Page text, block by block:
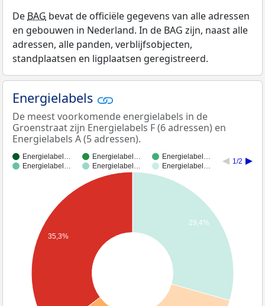
De BAG bevat de officiële gegevens van alle adressen
en gebouwen in Nederland. In de BAG zijn, naast alle
adressen, alle panden, verblijfsobjecten,
standplaatsen en ligplaatsen geregistreerd.
Energielabels
De meest voorkomende energielabels in de
Groenstraat zijn Energielabels F (6 adressen) en
Energielabels A (5 adressen).
Energielabel… Energielabel…
Energielabel…
Energielabel…
Energielabel… Energielabel…
1/2
29,4%
35,3%